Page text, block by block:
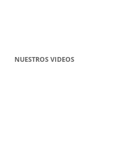
NUESTROS VIDEOS